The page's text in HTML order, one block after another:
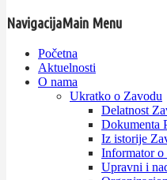
NavigacijaMain Menu
Početna
Aktuelnosti
O nama
Ukratko o Zavodu
Delatnost
Dokumenta
Iz istorije
Informator o
Upravni i